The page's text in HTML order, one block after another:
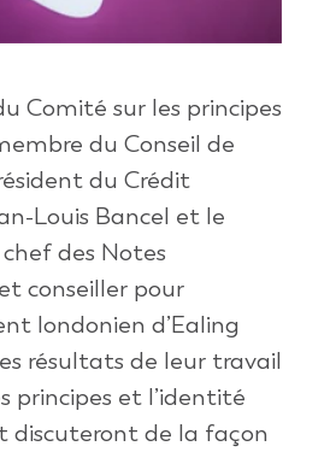
Comité sur les principes
du Conseil de
du Crédit
Louis Bancel et le
des Notes
conseiller pour
londonien d’Ealing
résultats de leur travail
principes et l’identité
discuteront de la façon